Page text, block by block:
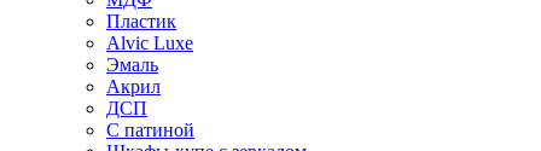
Пластик
Alvic Luxe
Эмаль
Акрил
ДСП
С патиной